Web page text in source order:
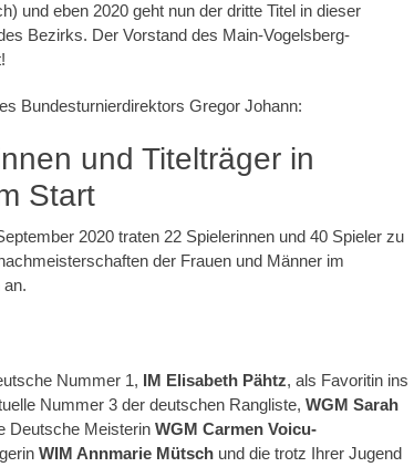
und eben 2020 geht nun der dritte Titel in dieser
Bezirks. Der Vorstand des Main-Vogelsberg-
Bundesturnierdirektors Gregor Johann:
und Titelträger in
Start
2020 traten 22 Spielerinnen und 40 Spieler zu
der Frauen und Männer im
Nummer 1, IM Elisabeth Pähtz, als Favoritin ins
Nummer 3 der deutschen Rangliste, WGM Sarah
Deutsche Meisterin WGM Carmen Voicu-
WIM Annmarie Mütsch und die trotz Ihrer Jugend